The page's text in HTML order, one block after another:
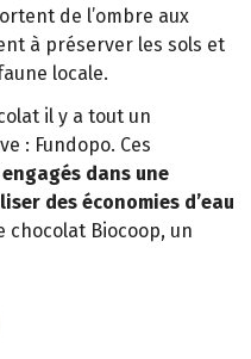
de l’ombre aux
à préserver les sols et
locale.
il y a tout un
: Fundopo. Ces
engagés dans une
des économies d’eau
chocolat Biocoop, un